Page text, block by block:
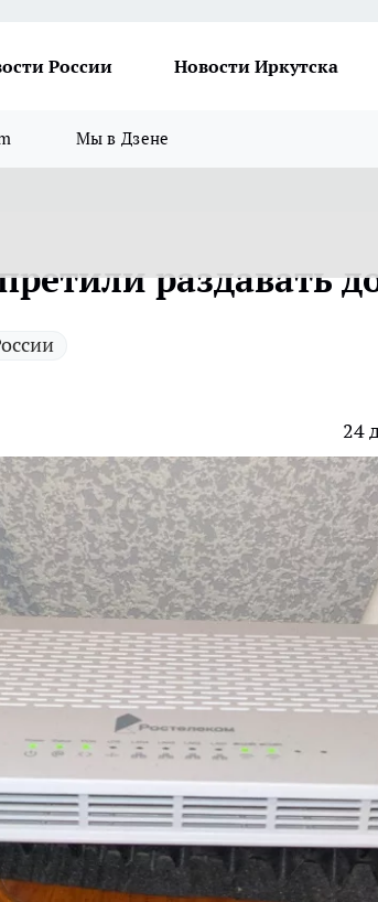
России Новости Иркутска
Мы в Дзене
раздавать
24